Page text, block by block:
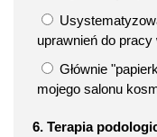
uprawnień do pracy
Głównie
mojego salonu
6. Terapia